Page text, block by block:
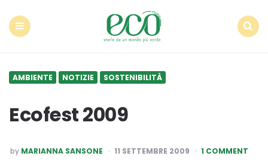
AMBIENTE NOTIZIE SOSTENIBILITÀ
Ecofest 2009
POSTED
BY
by MARIANNA SANSONE 11 SETTEMBRE 2009 1 COMMENT